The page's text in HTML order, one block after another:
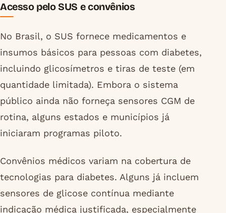
Acesso pelo SUS e convênios
No Brasil, o SUS fornece medicamentos e
insumos básicos para pessoas com diabetes,
incluindo glicosímetros e tiras de teste (em
quantidade limitada). Embora o sistema
público ainda não forneça sensores CGM de
rotina, alguns estados e municípios já
iniciaram programas piloto.
Convênios médicos variam na cobertura de
tecnologias para diabetes. Alguns já incluem
sensores de glicose contínua mediante
indicação médica justificada, especialmente